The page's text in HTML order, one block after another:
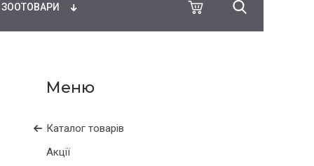
ЗООТОВАРИ
Каталог товарів
Акції